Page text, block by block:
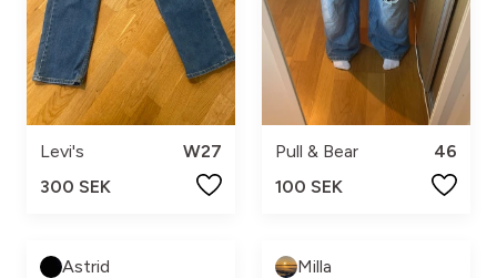
Levi's
W27
300 SEK
Pull & Bear
46
100 SEK
Astrid Milla